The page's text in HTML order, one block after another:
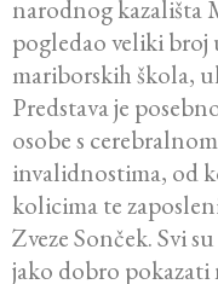
narodnog kazališta
pogledao veliki broj
mariborskih škola,
Predstava je
osobe s
invalidnostima, od
kolicima te
Zveze Sonček. Svi
jako dobro pokazati